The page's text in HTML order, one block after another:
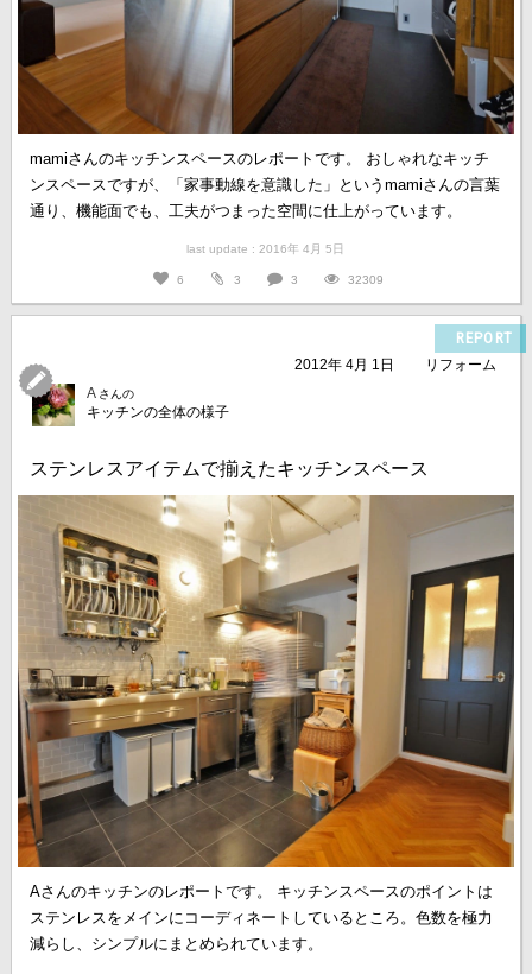
mamiさんのキッチンスペースのレポートです。 おしゃれなキッチ
ンスペースですが、「家事動線を意識した」というmamiさんの言葉
通り、機能面でも、工夫がつまった空間に仕上がっています。
last update : 2016年 4月 5日
6 3 3 32309
REPORT
2012年 4月 1日
リフォーム
A さんの
キッチンの全体の様子
ステンレスアイテムで揃えたキッチンスペース
Aさんのキッチンのレポートです。 キッチンスペースのポイントは
ステンレスをメインにコーディネートしているところ。色数を極力
減らし、シンプルにまとめられています。